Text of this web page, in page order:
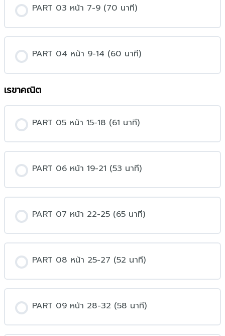
n
PART 03 หน้า 7-9 (70 นาที)
PART 04 หน้า 9-14 (60 นาที)
เรขาคณิต
PART 05 หน้า 15-18 (61 นาที)
PART 06 หน้า 19-21 (53 นาที)
PART 07 หน้า 22-25 (65 นาที)
PART 08 หน้า 25-27 (52 นาที)
PART 09 หน้า 28-32 (58 นาที)